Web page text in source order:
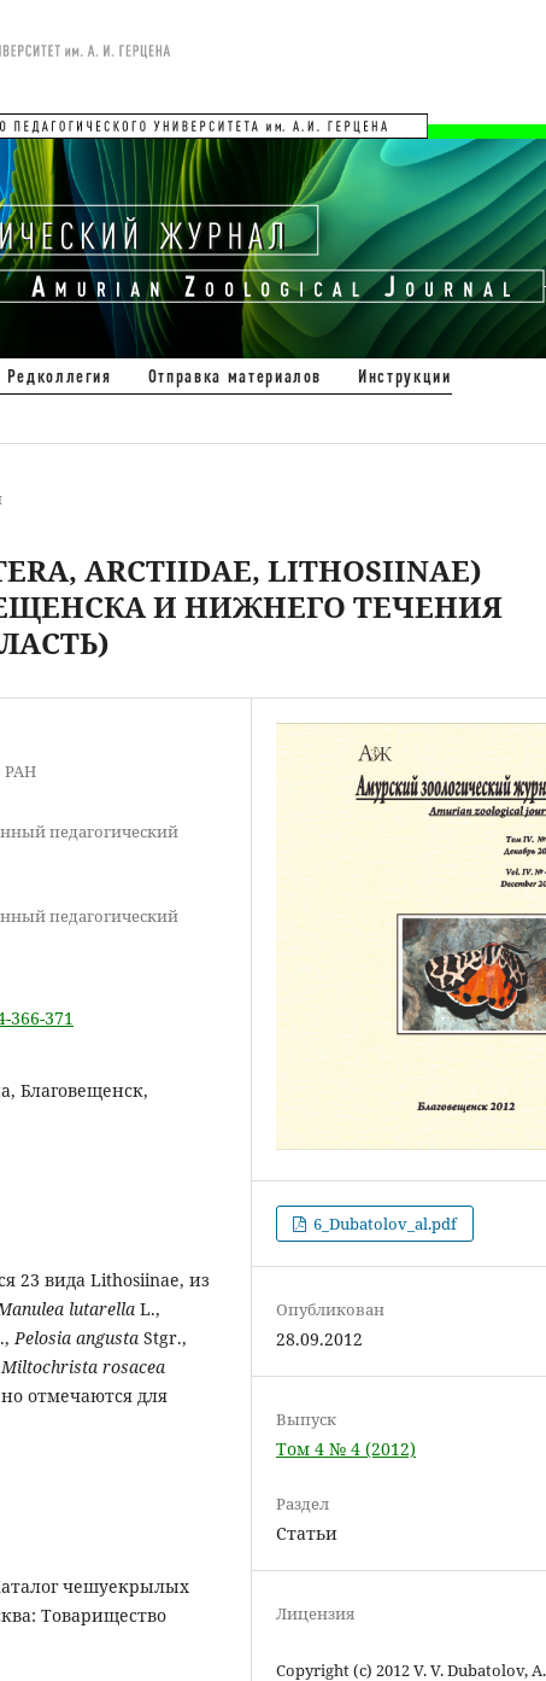
Редколлегия Отправка материалов Инструкции
ARCTIIDAE, LITHOSIINAE)
И НИЖНЕГО ТЕЧЕНИЯ
РАН
педагогический
педагогический
366-371
Благовещенск,
23 вида Lithosiinae, из
lutarella L.,
Pelosia angusta Stgr.,
Miltochrista rosacea
отмечаются для
чешуекрылых
Товарищество
6_Dubatolov_al.pdf
Опубликован
28.09.2012
Выпуск
Том 4 № 4 (2012)
Раздел
Статьи
Лицензия
Copyright (c) 2012 V. V. Dubatolov,